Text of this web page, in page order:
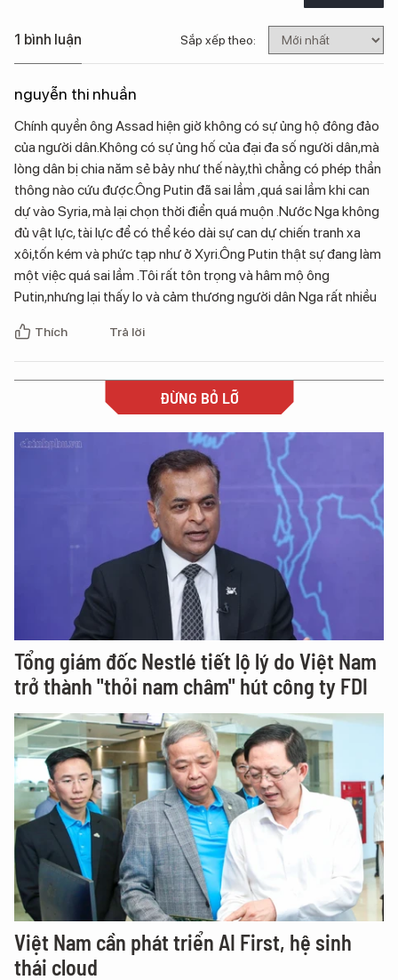
1 bình luận Sắp xếp theo:
nguyễn thi nhuần
Chính quyền ông Assad hiện giờ không có sự ủng hộ đông đảo
của người dân.Không có sự ủng hố của đại đa số người dân,mà
lòng dân bị chia năm sẻ bảy như thế này,thì chẳng có phép thần
thông nào cứu được.Ông Putin đã sai lầm ,quá sai lầm khi can
dự vào Syria, mà lại chọn thời điển quá muộn .Nước Nga không
đủ vật lực, tài lực để có thể kéo dài sự can dự chiến tranh xa
xôi,tốn kém và phức tạp như ở Xyri.Ông Putin thật sự đang làm
một việc quá sai lầm .Tôi rất tôn trọng và hâm mộ ông
Putin,nhưng lại thấy lo và cảm thương người dân Nga rất nhiều
Thích Trả lời
ĐỪNG BỎ LỠ
Tổng giám đốc Nestlé tiết lộ lý do Việt Nam
trở thành "thỏi nam châm" hút công ty FDI
Việt Nam cần phát triển AI First, hệ sinh
thái cloud